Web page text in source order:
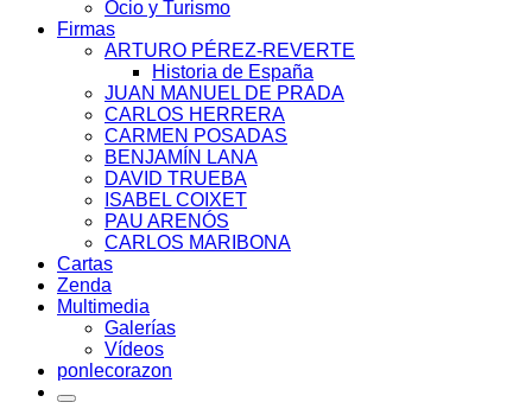
Ocio y Turismo
Firmas
ARTURO PÉREZ-REVERTE
Historia de España
JUAN MANUEL DE PRADA
CARLOS HERRERA
CARMEN POSADAS
BENJAMÍN LANA
DAVID TRUEBA
ISABEL COIXET
PAU ARENÓS
CARLOS MARIBONA
Cartas
Zenda
Multimedia
Galerías
Vídeos
ponlecorazon